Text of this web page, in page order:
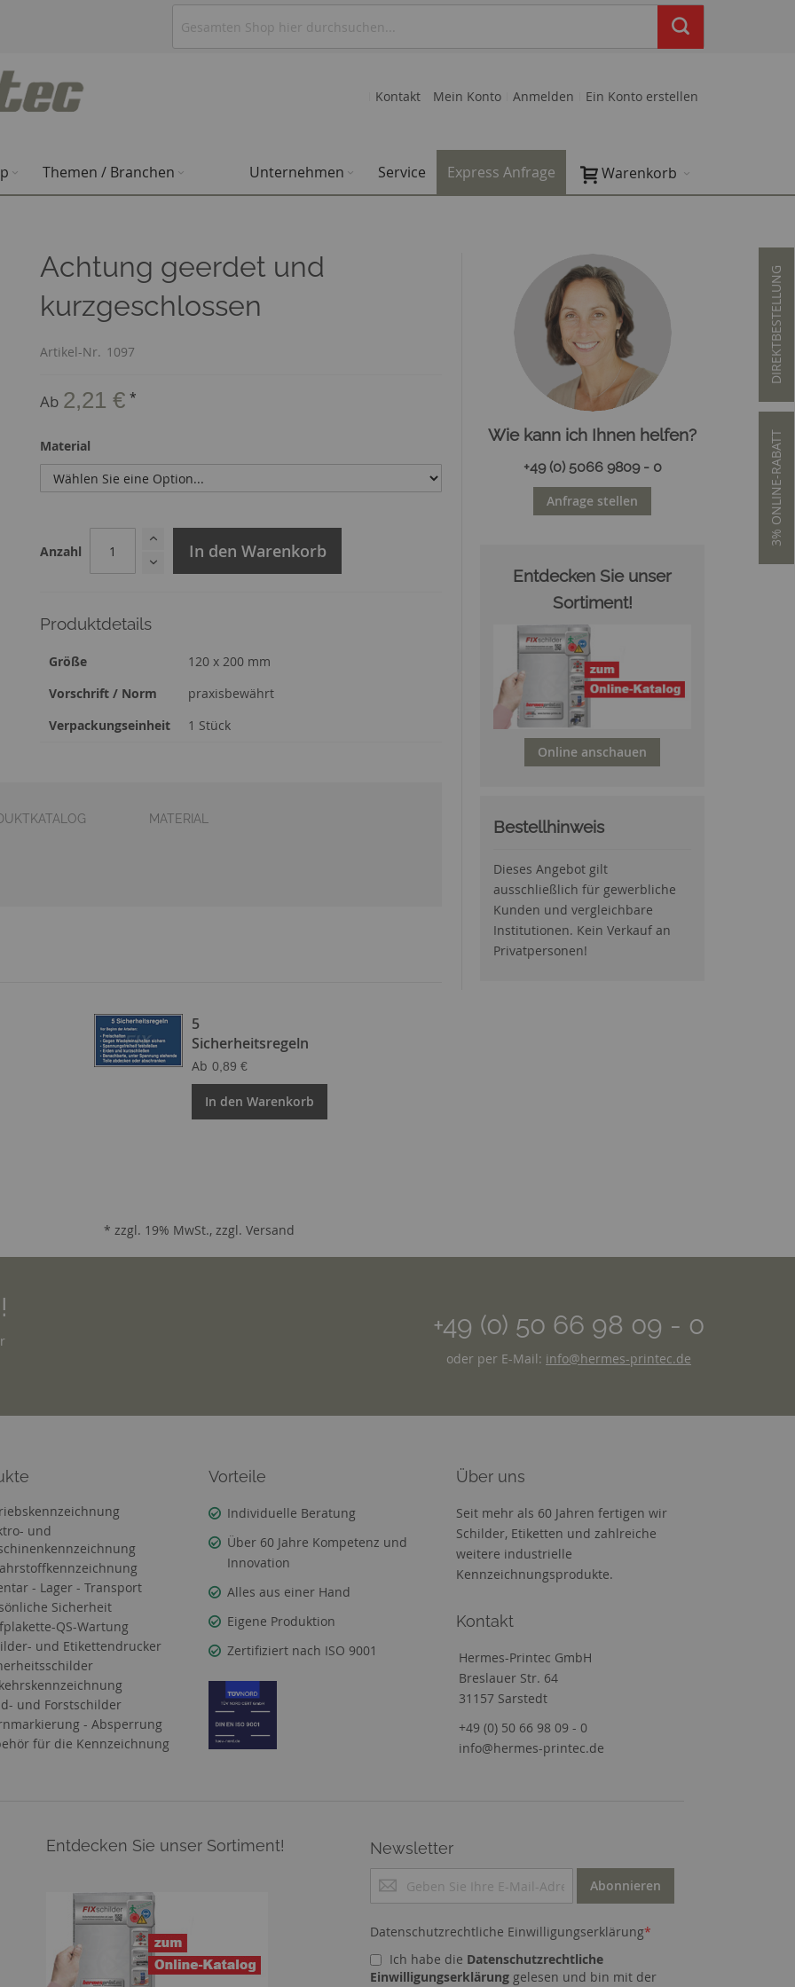
Mein Konto Anmelden Ein Konto erstellen
Kontakt
Warenkorb
Themen / Branchen Express Anfrage
Service
Unternehmen
Achtung geerdet und
kurzgeschlossen
Artikel-Nr. 1097
Ab 2,21 € *
Material
Anzahl In den Warenkorb
Produktdetails
Zusatzinformation
Größe
120 x 200 mm
Vorschrift / Norm
praxisbewährt
Verpackungseinheit
1 Stück
Wie kann ich Ihnen helfen?
+49 (0) 5066 9809 - 0
Anfrage stellen
Entdecken Sie unser
Sortiment!
Online anschauen
Bestellhinweis
Dieses Angebot gilt
ausschließlich für gewerbliche
Kunden und vergleichbare
Institutionen. Kein Verkauf an
Privatpersonen!
MATERIAL
5
Sicherheitsregeln
Ab 0,89 €
In den Warenkorb
DIREKTBESTELLUNG
3% ONLINE-RABATT
* zzgl. 19% MwSt., zzgl. Versand
+49 (0) 50 66 98 09 - 0
oder per E-Mail: info@hermes-printec.de
und
- Lager - Transport
Sicherheit
QS-Wartung
und Etikettendrucker
und Forstschilder
- Absperrung
für die Kennzeichnung
Vorteile
Individuelle Beratung
Über 60 Jahre Kompetenz und
Innovation
Alles aus einer Hand
Eigene Produktion
Zertifiziert nach ISO 9001
Über uns
Seit mehr als 60 Jahren fertigen wir
Schilder, Etiketten und zahlreiche
weitere industrielle
Kennzeichnungsprodukte.
Kontakt
Hermes-Printec GmbH
Breslauer Str. 64
31157 Sarstedt
+49 (0) 50 66 98 09 - 0
info@hermes-printec.de
Entdecken Sie unser Sortiment! Newsletter
M
d
n
S
Abonnieren
Datenschutzrechtliche Einwilligungserklärung*
Ich habe die Datenschutzrechtliche
Einwilligungserklärung gelesen und bin mit der